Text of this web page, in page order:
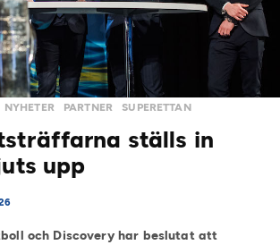
NYHETER PARTNER SUPERETTAN
ställs in
upp
och Discovery har beslutat att